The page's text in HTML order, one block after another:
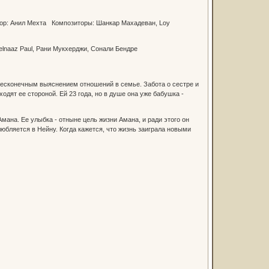
Анил Мехта Композиторы: Шанкар Махадеван, Loy
Paul, Рани Мукхерджи, Сонали Бендре
выяснением отношений в семье. Забота о сестре и
ее стороной. Ей 23 года, но в душе она уже бабушка -
Ее улыбка - отныне цель жизни Амана, и ради этого он
в Нейну. Когда кажется, что жизнь заиграла новыми